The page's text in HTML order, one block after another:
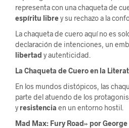
representa con una chaqueta de
espíritu librey su rechazo a la
La chaqueta de cuero aquí no es
declaración de intenciones, un
libertad y autenticidad.
La Chaqueta de Cuero en la
En los mundos distópicos, las
parte del atuendo de los
y resistencia en un entorno hostil.
Mad Max: Fury Road» por